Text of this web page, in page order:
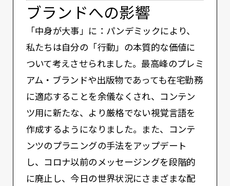
ブランドへの影響
「中身が大事」に：パンデミックにより、
私たちは自分の「行動」の本質的な価値に
ついて考えさせられました。最高峰のプレミ
アム・ブランドや出版物であっても在宅勤務
に適応することを余儀なくされ、コンテン
ツ用に新たな、より厳格でない視覚言語を
作成するようになりました。また、コンテ
ンツのプラニングの手法をアップデート
し、コロナ以前のメッセージングを段階的
に廃止し、今日の世界状況にさまざまな配